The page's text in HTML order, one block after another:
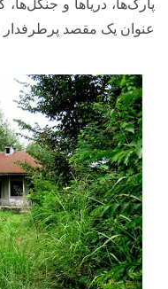
پارک‌ها، دریاها و
عنوان یک مقصد